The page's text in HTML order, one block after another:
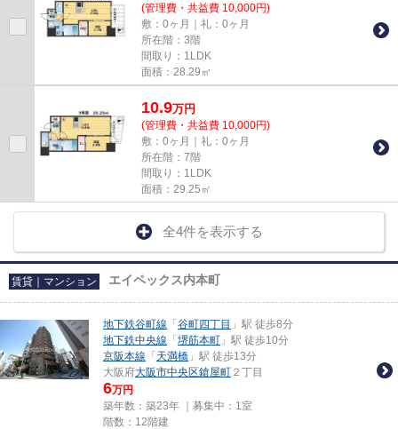
(管理費・共益費 10,000円)
敷：0ヶ月｜礼：0ヶ月
所在階：3階
間取り：1LDK
面積：28.29㎡
10.9万円
(管理費・共益費 10,000円)
敷：0ヶ月｜礼：0ヶ月
所在階：7階
間取り：1LDK
面積：29.25㎡
全4件を表示する
賃貸｜マンション エイペックス内本町
地下鉄谷町線 「 谷町四丁目 」駅 徒歩8分
地下鉄中央線 「 堺筋本町 」駅 徒歩10分
京阪本線 「 天満橋 」駅 徒歩13分
大阪府大阪市中央区鎗屋町 ２丁目
6万円
築年数：築23年 ｜募集中： 1室
階数：12階建